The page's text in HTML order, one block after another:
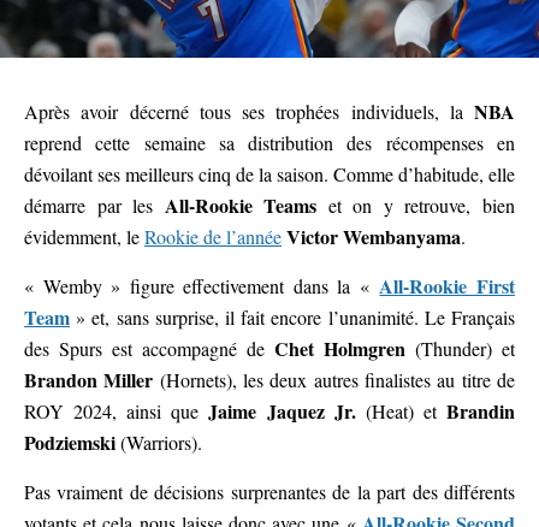
Après avoir décerné tous ses trophées individuels, la NBA
reprend cette semaine sa distribution des récompenses en
dévoilant ses meilleurs cinq de la saison. Comme d’habitude, elle
démarre par les All-Rookie Teams et on y retrouve, bien
évidemment, leRookie de l’annéeVictor Wembanyama.
« Wemby » figure effectivement dans la « All-Rookie First
Team » et, sans surprise, il fait encore l’unanimité. Le Français
des Spurs est accompagné de Chet Holmgren (Thunder) et
Brandon Miller (Hornets), les deux autres finalistes au titre de
ROY 2024, ainsi queJaime Jaquez Jr.(Heat) etBrandin
Podziemski(Warriors).
Pas vraiment de décisions surprenantes de la part des différents